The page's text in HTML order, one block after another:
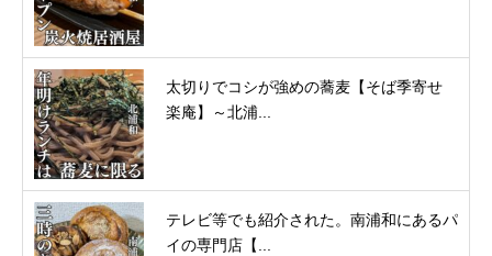
太切りでコシが強めの蕎麦【そば季寄せ
楽庵】～北浦...
テレビ等でも紹介された。南浦和にあるパ
イの専門店【...